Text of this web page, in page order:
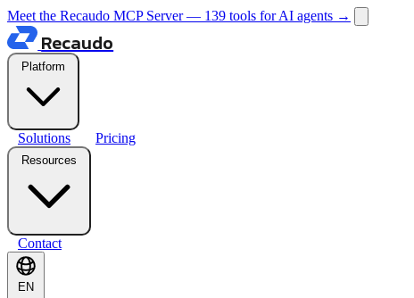
Meet the Recaudo MCP Server — 139 tools for AI agents →
Recaudo
Platform
Solutions Pricing
Resources
Contact
EN